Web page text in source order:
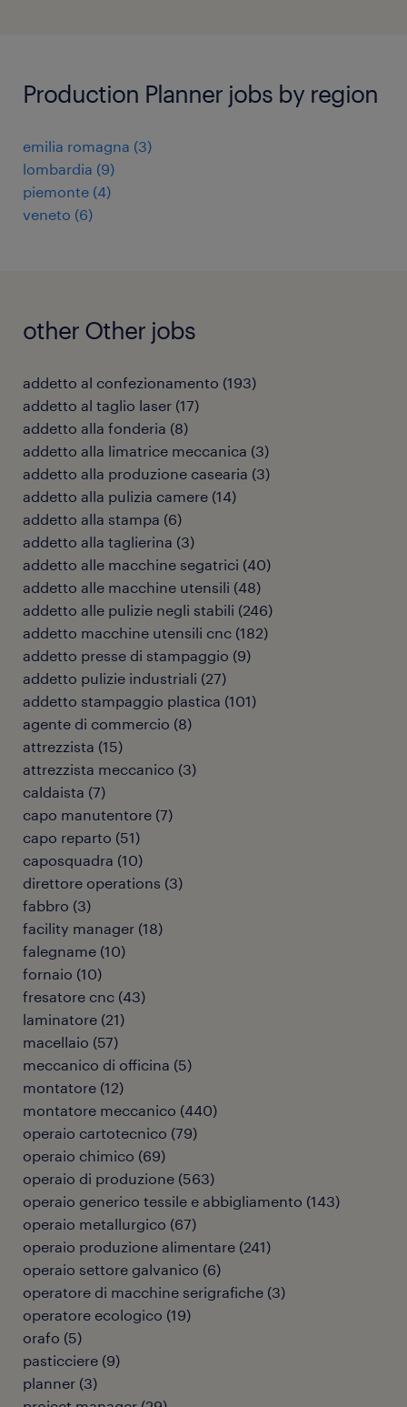
Production Planner jobs by region
emilia romagna (3)
lombardia (9)
piemonte (4)
veneto (6)
other Other jobs
addetto al confezionamento (193)
addetto al taglio laser (17)
addetto alla fonderia (8)
addetto alla limatrice meccanica (3)
addetto alla produzione casearia (3)
addetto alla pulizia camere (14)
addetto alla stampa (6)
addetto alla taglierina (3)
addetto alle macchine segatrici (40)
addetto alle macchine utensili (48)
addetto alle pulizie negli stabili (246)
addetto macchine utensili cnc (182)
addetto presse di stampaggio (9)
addetto pulizie industriali (27)
addetto stampaggio plastica (101)
agente di commercio (8)
attrezzista (15)
attrezzista meccanico (3)
caldaista (7)
capo manutentore (7)
capo reparto (51)
caposquadra (10)
direttore operations (3)
fabbro (3)
facility manager (18)
falegname (10)
fornaio (10)
fresatore cnc (43)
laminatore (21)
macellaio (57)
meccanico di officina (5)
montatore (12)
montatore meccanico (440)
operaio cartotecnico (79)
operaio chimico (69)
operaio di produzione (563)
operaio generico tessile e abbigliamento (143)
operaio metallurgico (67)
operaio produzione alimentare (241)
operaio settore galvanico (6)
operatore di macchine serigrafiche (3)
operatore ecologico (19)
orafo (5)
pasticciere (9)
planner (3)